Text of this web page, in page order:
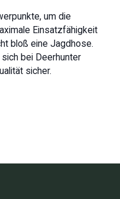
um die
Einsatzfähigkeit
bloß eine Jagdhose.
bei Deerhunter
sicher.